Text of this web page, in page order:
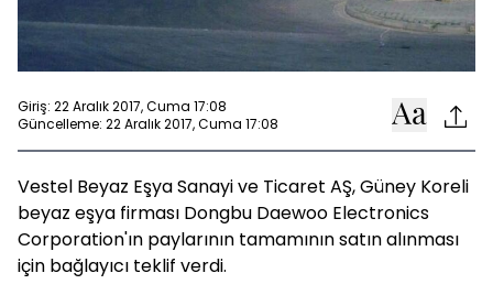
Giriş: 22 Aralık 2017, Cuma 17:08
Güncelleme: 22 Aralık 2017, Cuma 17:08
Vestel Beyaz Eşya Sanayi ve Ticaret AŞ, Güney Koreli
beyaz eşya firması Dongbu Daewoo Electronics
Corporation'ın paylarının tamamının satın alınması
için bağlayıcı teklif verdi.